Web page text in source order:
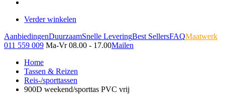
Verder winkelen
AanbiedingenDuurzaamSnelle LeveringBest SellersFAQMaatwerk
011 559 009 Ma-Vr 08.00 - 17.00Mailen
Home
Tassen & Reizen
Reis-/sporttassen
900D weekend/sporttas PVC vrij